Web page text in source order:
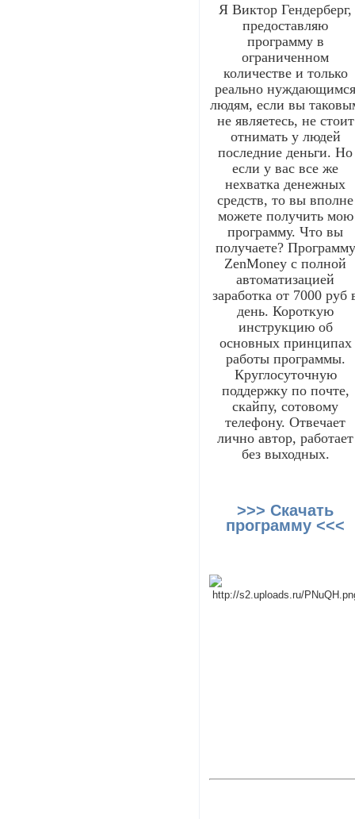
Я Виктор Гендерберг,
предоставляю
программу в
ограниченном
количестве и только
реально
людям, если вы
не являетесь, не стоит
отнимать у людей
последние деньги. Но
если у вас все же
нехватка денежных
средств, то вы вполне
можете получить мою
программу. Что вы
получаете? Программу
ZenMoney с полной
автоматизацией
заработка от 7000 руб
день. Короткую
инструкцию об
основных принципах
работы программы.
Круглосуточную
поддержку по почте,
скайпу, сотовому
телефону. Отвечает
лично автор, работает
без выходных.
>>> Скачать
программу <<<